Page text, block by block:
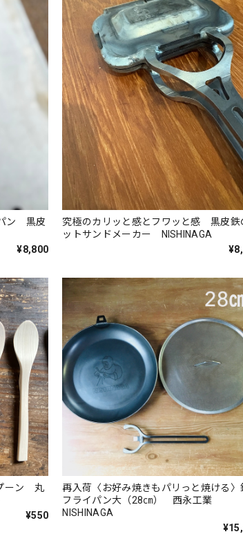
ン 黒皮
¥8,800
究極のカリッと感とフワッと感 黒皮鉄
ットサンドメーカー NISHINAGA
ーン 丸
¥550
再入荷〈お好み焼きもパリっと焼ける〉
フライパン大（28㎝） 西永工業
NISHINAGA